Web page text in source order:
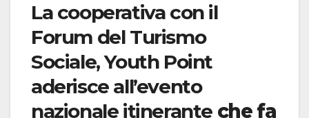
La cooperativa con il
Forum del Turismo
Sociale, Youth Point
aderisce all’evento
nazionale itinerante che fa